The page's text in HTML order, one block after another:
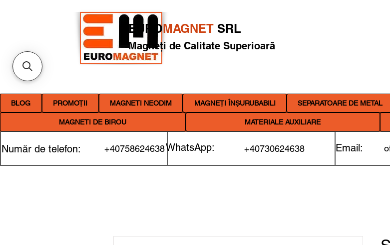
EUROMAGNET SRL
Magneți de Calitate Superioară
BLOG PROMOȚII MAGNETI NEODIM MAGNEȚI ÎNȘURUBABILI SEPARATOARE DE METAL
MAGNETI DE BIROU MATERIALE AUXILIARE
Număr de telefon: +40758624638WhatsApp: +40730624638 Email: